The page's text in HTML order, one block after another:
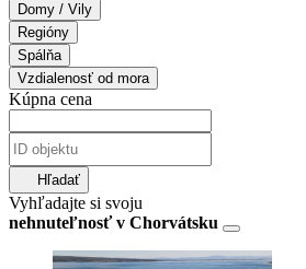
Domy / Vily
Regióny
Spálňa
Vzdialenosť od mora
Kúpna cena
Hľadať
Vyhľadajte si svoju
nehnuteľnosť v Chorvátsku